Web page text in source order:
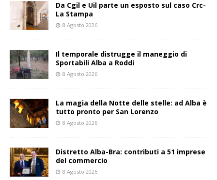
Da Cgil e Uil parte un esposto sul caso Crc-
La Stampa
8 Agosto 2026
Il temporale distrugge il maneggio di
Sportabili Alba a Roddi
8 Agosto 2026
La magia della Notte delle stelle: ad Alba è
tutto pronto per San Lorenzo
8 Agosto 2026
Distretto Alba-Bra: contributi a 51 imprese
del commercio
8 Agosto 2026